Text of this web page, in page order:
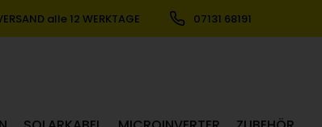
alle 12 WERKTAGE 07131 68191